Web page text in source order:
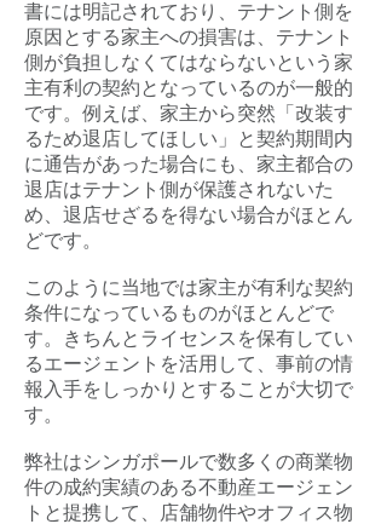
書には明記されており、テナント側を
原因とする家主への損害は、テナント
側が負担しなくてはならないという家
主有利の契約となっているのが一般的
です。例えば、家主から突然「改装す
るため退店してほしい」と契約期間内
に通告があった場合にも、家主都合の
退店はテナント側が保護されないた
め、退店せざるを得ない場合がほとん
どです。
このように当地では家主が有利な契約
条件になっているものがほとんどで
す。きちんとライセンスを保有してい
るエージェントを活用して、事前の情
報入手をしっかりとすることが大切で
す。
弊社はシンガポールで数多くの商業物
件の成約実績のある不動産エージェン
トと提携して、店舗物件やオフィス物